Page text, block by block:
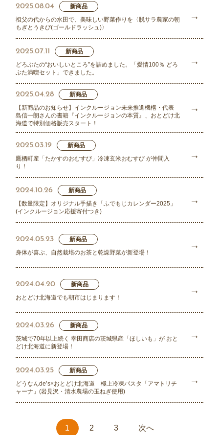
2025.08.04
新商品
祖父の代からの水田で、美味しい野菜作りを〈脱サラ農家の朝
もぎとうきび(ゴールドラッシュ)〉
2025.07.11
新商品
どろぶたの“おいしいところ”を詰めました。「愛情100％ どろ
ぶた満喫セット」できました。
2025.04.28
新商品
【新商品のお知らせ】インクルージョン未来推進機構・代表
島信一朗さんの書籍『インクルージョンの本質』、おとどけ北
海道で特別価格販売スタート！
2025.03.19
新商品
鷹栖町産「たかすのおむすび」冷凍玄米おむすび が仲間入
り！
2024.10.26
新商品
【数量限定】オリジナル手描き「ふでもじカレンダー2025」
(インクルージョン応援寄付つき)
2024.05.23
新商品
身体が喜ぶ、自然栽培のお茶と乾燥野菜が新登場！
2024.04.20
新商品
おとどけ北海道でも朝市はじまります！
2024.03.26
新商品
茨城で70年以上続く 幸田商店の茨城県産「ほしいも」が おと
どけ北海道に新登場！
2024.03.25
新商品
どうなんde’s×おとどけ北海道 極上冷凍パスタ「アマトリチ
ャーナ」(岩見沢・清水農場の玉ねぎ使用)
1 2 3 次へ